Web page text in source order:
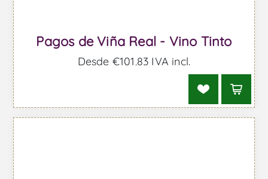
Pagos de Viña Real - Vino Tinto
Desde €101,83 IVA incl.